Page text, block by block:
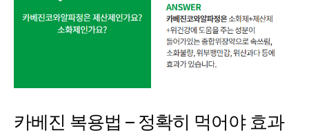
카베진 복용법 – 정확히 먹어야 효과